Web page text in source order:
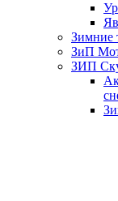
Зимние
ЗиП
ЗИП